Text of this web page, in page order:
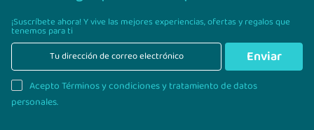
¡Suscríbete ahora! Y vive las mejores experiencias,ofertas y regalos que
tenemos para ti
Enviar
Acepto Términos y condiciones y tratamiento de datos
personales.